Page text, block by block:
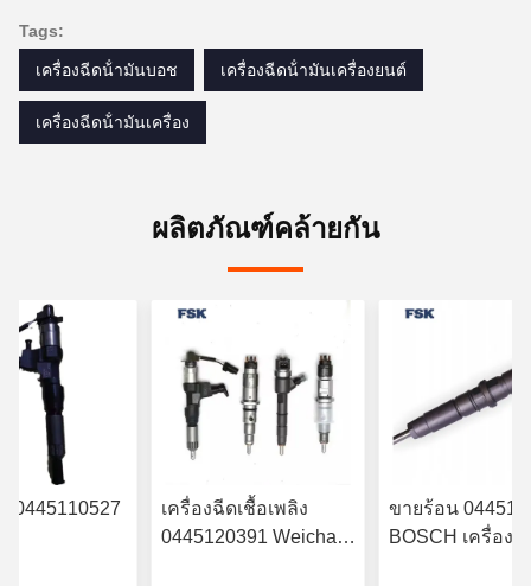
Tags:
เครื่องฉีดน้ํามันบอช เครื่องฉีดน้ํามันเครื่องยนต์
เครื่องฉีดน้ํามันเครื่อง
ผลิตภัณฑ์คล้ายกัน
0445110527
เครื่องฉีดเชื้อเพลิง
0445120391 Weichai
ขายร้อน
BOSCH เครื่อง